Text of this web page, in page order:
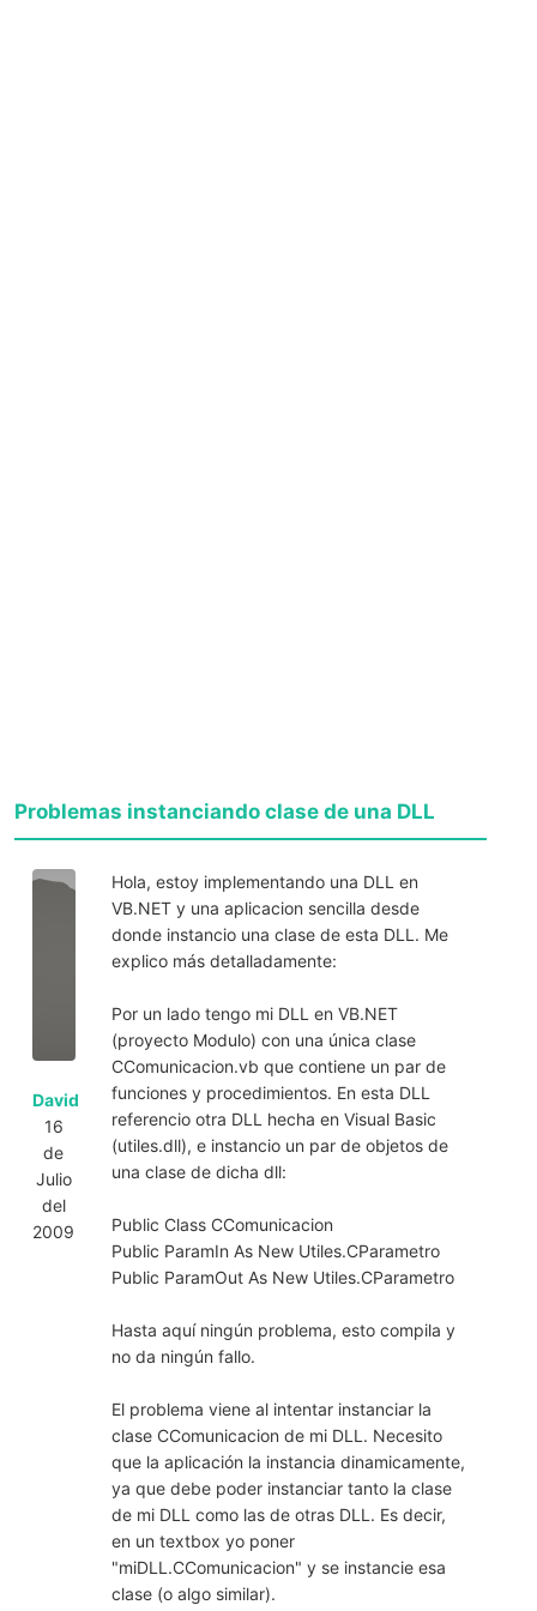
Problemas instanciando clase de una DLL
David
16
de
Julio
del
2009
Hola, estoy implementando una DLL en
VB.NET y una aplicacion sencilla desde
donde instancio una clase de esta DLL. Me
explico más detalladamente:
Por un lado tengo mi DLL en VB.NET
(proyecto Modulo) con una única clase
CComunicacion.vb que contiene un par de
funciones y procedimientos. En esta DLL
referencio otra DLL hecha en Visual Basic
(utiles.dll), e instancio un par de objetos de
una clase de dicha dll:
Public Class CComunicacion
Public ParamIn As New Utiles.CParametro
Public ParamOut As New Utiles.CParametro
Hasta aquí ningún problema, esto compila y
no da ningún fallo.
El problema viene al intentar instanciar la
clase CComunicacion de mi DLL. Necesito
que la aplicación la instancia dinamicamente,
ya que debe poder instanciar tanto la clase
de mi DLL como las de otras DLL. Es decir,
en un textbox yo poner
"miDLL.CComunicacion" y se instancie esa
clase (o algo similar).